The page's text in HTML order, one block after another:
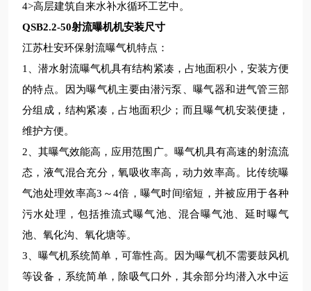
4>高层建筑自来水补水循环工艺中。
QSB2.2-50射流曝机机安装尺寸
江苏杜安环保射流曝气机特点：
1
、潜水射流曝气机具有结构紧凑，占地面积小，安装方便
的特点。因为曝气机主要由潜污泵、曝气器和进气管三部
分组成，结构紧凑，占地面积少；而且曝气机安装便捷，
维护方便。
2 、其曝气效能高，应用范围广。曝气机具有高速的射流流
态，液气混合充分，氧吸收率高，动力效率高。比传统曝
气池处理效率高3 ～4倍，曝气时间缩短，并被应用于各种
污水处理，包括推流式曝气池、混合曝气池、延时曝气
池、氧化沟、氧化塘等。
3 、曝气机系统简单，可靠性高。因为曝气机不需要鼓风机
等设备，系统简单，除吸气口外，其余部分均潜入水中运